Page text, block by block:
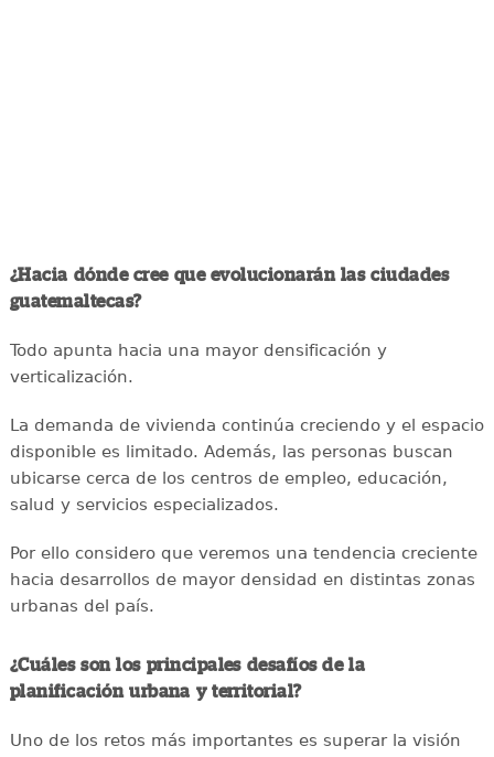
¿Hacia dónde cree que evolucionarán las ciudades
guatemaltecas?
Todo apunta hacia una mayor densificación y
verticalización.
La demanda de vivienda continúa creciendo y el espacio
disponible es limitado. Además, las personas buscan
ubicarse cerca de los centros de empleo, educación,
salud y servicios especializados.
Por ello considero que veremos una tendencia creciente
hacia desarrollos de mayor densidad en distintas zonas
urbanas del país.
¿Cuáles son los principales desafíos de la
planificación urbana y territorial?
Uno de los retos más importantes es superar la visión